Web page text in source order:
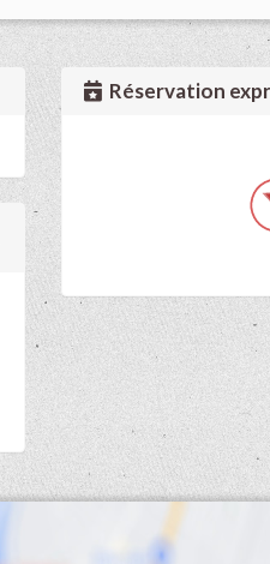
Réservation